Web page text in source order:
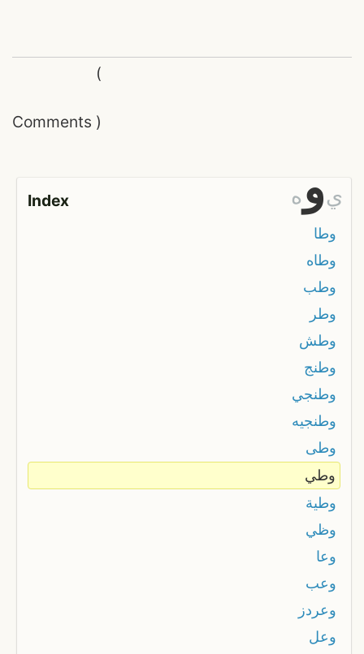
Comments
(
)
Index ه وي
وطا
وطاه
وطب
وطر
وطش
وطنج
وطنجي
وطنجيه
وطى
وطي
وطية
وظي
وعا
وعب
وعردز
وعل